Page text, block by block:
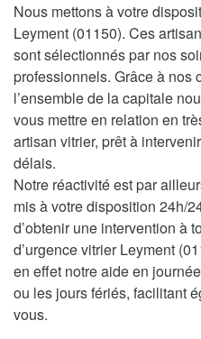
Nous mettons à votre
Leyment (01150). Ces
sont sélectionnés par nos
professionnels. Grâce à nos
l’ensemble de la capitale
vous mettre en relation en
artisan vitrier, prêt à
délais.
Notre réactivité est par
mis à votre disposition 24h/
d’obtenir une intervention à
d’urgence vitrier Leyment
en effet notre aide en
ou les jours fériés, facilitant
vous.